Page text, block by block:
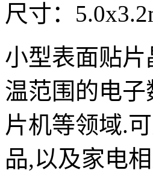
尺寸：
小型表面贴
温范围的电子
片机等领域.
品,以及家电